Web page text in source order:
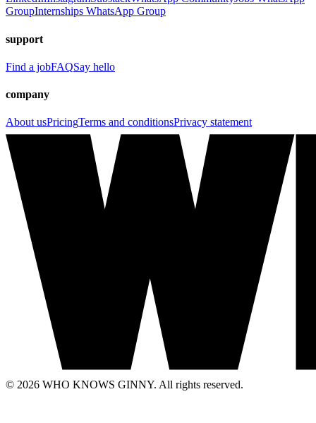
GroupInternships WhatsApp Group
support
Find a jobFAQSay hello
company
About usPricingTerms and conditionsPrivacy statement
© 2026 WHO KNOWS GINNY. All rights reserved.